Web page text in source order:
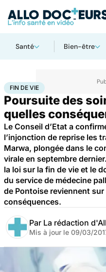
Santé Bien-être
AccueilSantéSociété Fin de
FIN DE VIE
Poursuite des
quelles
Le Conseil d’Etat a
l’injonction de reprise les
Marwa, plongée dans le
virale en septembre
la loi sur la fin de vie et le
du service de médecine
de Pontoise reviennent
conséquences.
Par La rédaction
Mis à jour le 09/03/